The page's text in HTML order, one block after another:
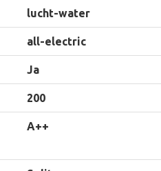
lucht-water
all-electric
Ja
200
A++